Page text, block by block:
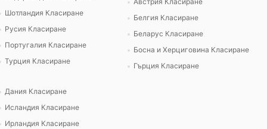
Шотландия Класиране
Русия Класиране
Португалия Класиране
Турция Класиране
Белгия Класиране
Беларус Класиране
Босна и Херциговина Класиране
Гърция Класиране
Дания Класиране
Исландия Класиране
Ирландия Класиране